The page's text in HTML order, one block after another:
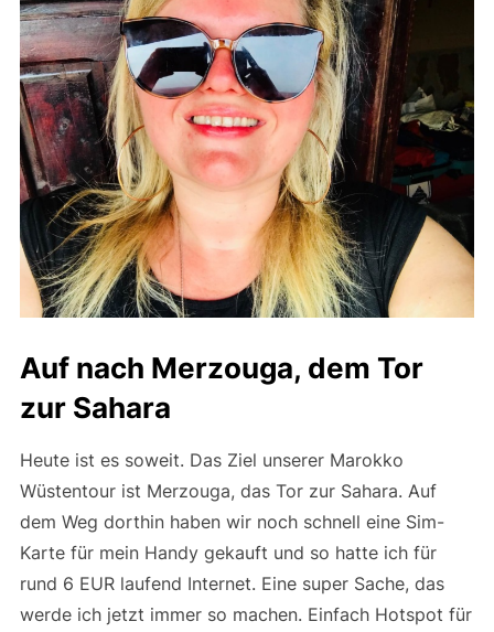
Auf nach Merzouga, dem Tor
zur Sahara
Heute ist es soweit. Das Ziel unserer Marokko
Wüstentour ist Merzouga, das Tor zur Sahara. Auf
dem Weg dorthin haben wir noch schnell eine Sim-
Karte für mein Handy gekauft und so hatte ich für
rund 6 EUR laufend Internet. Eine super Sache, das
werde ich jetzt immer so machen. Einfach Hotspot für